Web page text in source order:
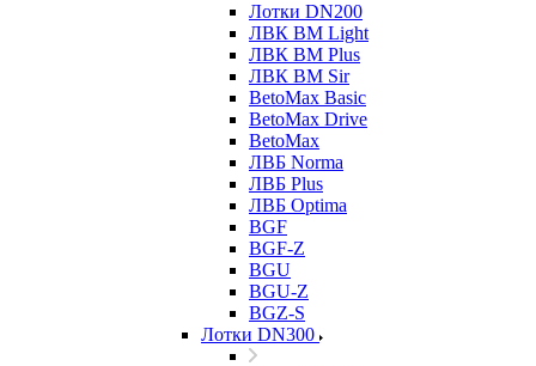
Лотки DN200
ЛВК ВМ Light
ЛВК ВМ Plus
ЛВК ВМ Sir
BetoMax Basic
BetoMax Drive
BetoMax
ЛВБ Norma
ЛВБ Plus
ЛВБ Optima
BGF
BGF-Z
BGU
BGU-Z
BGZ-S
Лотки DN300